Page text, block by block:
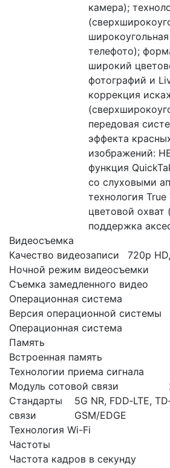
камера);
телефото);
широкий
фотографий и
коррекция
передовая
эффекта
изображений:
функция
со слуховыми
технология
цветовой охват
поддержка
Видеосъемка
Качество видеозаписи
720p
Ночной режим видеосъемки
Съемка замедленного видео
Операционная система
Версия операционной системы
Операционная система
Память
Встроенная память
Технологии приема сигнала
Модуль сотовой связи
Стандарты
связи
5G NR, FDD‑LTE,
GSM/EDGE
Технология Wi-Fi
Частоты
Частота кадров в секунду